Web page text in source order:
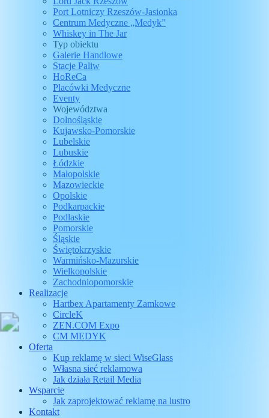
Port Lotniczy Rzeszów-Jasionka
Centrum Medyczne „Medyk”
Whiskey in The Jar
Typ obiektu
Galerie Handlowe
Stacje Paliw
HoReCa
Placówki Medyczne
Eventy
Województwa
Dolnośląskie
Kujawsko-Pomorskie
Lubelskie
Lubuskie
Łódzkie
Małopolskie
Mazowieckie
Opolskie
Podkarpackie
Podlaskie
Pomorskie
Śląskie
Świętokrzyskie
Warmińsko-Mazurskie
Wielkopolskie
Zachodniopomorskie
Realizacje
Hartbex Apartamenty Zamkowe
CircleK
ZEN.COM Expo
CM MEDYK
Oferta
Kup reklamę w sieci WiseGlass
Własna sieć reklamowa
Jak działa Retail Media
Wsparcie
Jak zaprojektować reklamę na lustro
Kontakt